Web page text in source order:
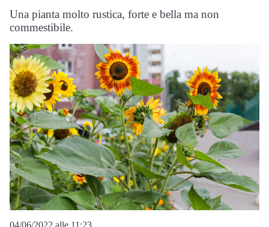
Una pianta molto rustica, forte e bella ma non
commestibile.